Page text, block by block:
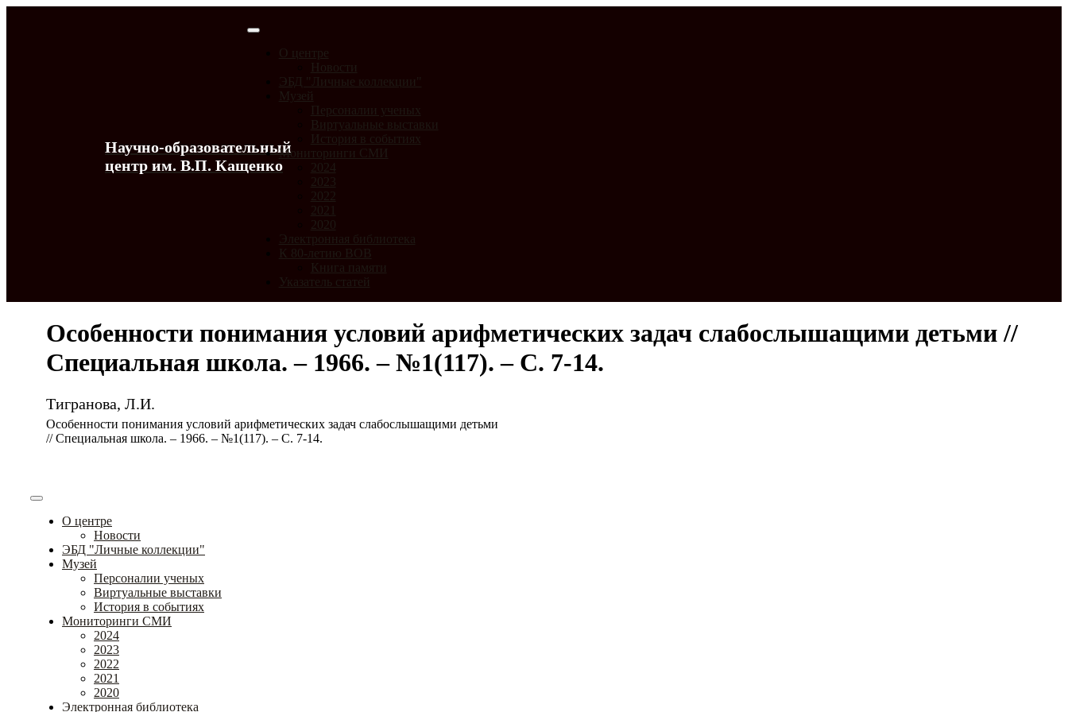
Научно-образовательный
центр им. В.П. Кащенко
О центре
Новости
ЭБД "Личные коллекции"
Музей
Персоналии ученых
Виртуальные выставки
История в событиях
Мониторинги СМИ
2024
2023
2022
2021
2020
Электронная библиотека
К 80-летию ВОВ
Книга памяти
Указатель статей
Особенности понимания условий арифметических задач слабослышащими детьми //
Специальная школа. – 1966. – №1(117). – С. 7-14.
Тигранова, Л.И.
Особенности понимания условий арифметических задач слабослышащими детьми
// Специальная школа. – 1966. – №1(117). – С. 7-14.
О центре
Новости
ЭБД "Личные коллекции"
Музей
Персоналии ученых
Виртуальные выставки
История в событиях
Мониторинги СМИ
2024
2023
2022
2021
2020
Электронная библиотека